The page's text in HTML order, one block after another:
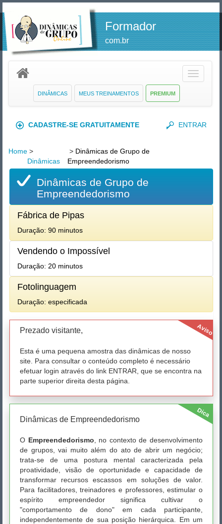
Formador
com.br
Toggle
PREMIUM
MEUS TREINAMENTOS
DINÂMICAS
CADASTRE-SE GRATUITAMENTE ENTRAR
Home >
Dinâmicas
> Dinâmicas de Grupo de
Empreendedorismo
Dinâmicas de Grupo de
Empreendedorismo
Fábrica de Pipas
Duração: 90 minutos
Vendendo o Impossível
Duração: 20 minutos
Fotolinguagem
Duração: especificada
Aviso
Prezado visitante,
Esta é uma pequena amostra das dinâmicas de nosso
site. Para consultar o conteúdo completo é necessário
efetuar login através do link ENTRAR, que se encontra na
parte superior direita desta página.
Dica
Dinâmicas de Empreendedorismo
O Empreendedorismo , no contexto de desenvolvimento
de grupos, vai muito além do ato de abrir um negócio;
trata-se de uma postura mental caracterizada pela
proatividade, visão de oportunidade e capacidade de
transformar recursos escassos em soluções de valor.
Para facilitadores, treinadores e professores, estimular o
espírito empreendedor significa cultivar o
"comportamento de dono" em cada participante,
independentemente de sua posição hierárquica. Em um